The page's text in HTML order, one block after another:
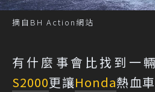
摘自BH Action網站
有什麼事會比找到一
S2000更讓Honda熱血